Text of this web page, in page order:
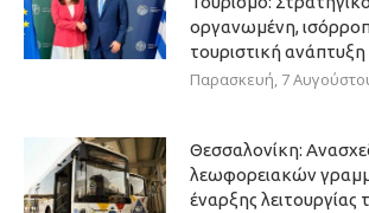
οργανωμένη,
τουριστική ανάπτυξη
Παρασκευή, 7
Θεσσαλονίκη:
λεωφορειακών
έναρξης λειτουργίας